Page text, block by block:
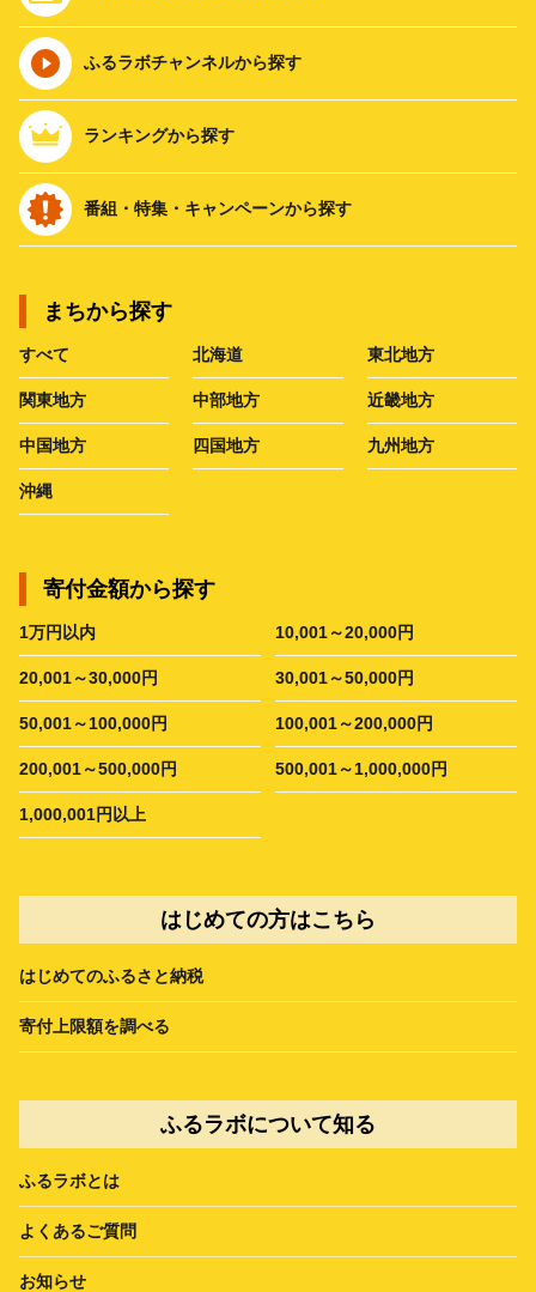
ふるラボチャンネルから探す
ランキングから探す
番組・特集・キャンペーンから探す
まちから探す
すべて 北海道 東北地方
関東地方 中部地方 近畿地方
中国地方 四国地方 九州地方
沖縄
寄付金額から探す
1万円以内 10,001～20,000円
20,001～30,000円 30,001～50,000円
50,001～100,000円 100,001～200,000円
200,001～500,000円 500,001～1,000,000円
1,000,001円以上
はじめての方はこちら
はじめてのふるさと納税
寄付上限額を調べる
ふるラボについて知る
ふるラボとは
よくあるご質問
お知らせ